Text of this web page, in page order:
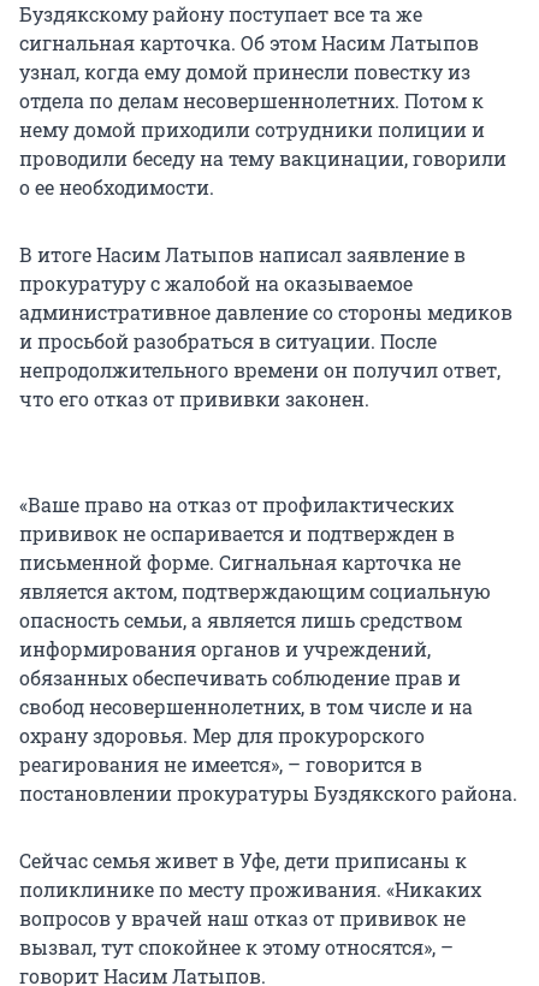
Буздякскому району поступает все та же
сигнальная карточка. Об этом Насим Латыпов
узнал, когда ему домой принесли повестку из
отдела по делам несовершеннолетних. Потом к
нему домой приходили сотрудники полиции и
проводили беседу на тему вакцинации, говорили
о ее необходимости.
В итоге Насим Латыпов написал заявление в
прокуратуру с жалобой на оказываемое
административное давление со стороны медиков
и просьбой разобраться в ситуации. После
непродолжительного времени он получил ответ,
что его отказ от прививки законен.
«Ваше право на отказ от профилактических
прививок не оспаривается и подтвержден в
письменной форме. Сигнальная карточка не
является актом, подтверждающим социальную
опасность семьи, а является лишь средством
информирования органов и учреждений,
обязанных обеспечивать соблюдение прав и
свобод несовершеннолетних, в том числе и на
охрану здоровья. Мер для прокурорского
реагирования не имеется», – говорится в
постановлении прокуратуры Буздякского района.
Сейчас семья живет в Уфе, дети приписаны к
поликлинике по месту проживания. «Никаких
вопросов у врачей наш отказ от прививок не
вызвал, тут спокойнее к этому относятся», –
говорит Насим Латыпов.